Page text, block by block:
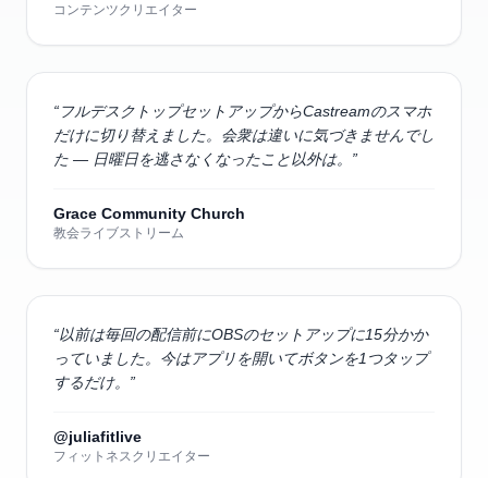
コンテンツクリエイター
“フルデスクトップセットアップからCastreamのスマホ
だけに切り替えました。会衆は違いに気づきませんでし
た — 日曜日を逃さなくなったこと以外は。 ”
Grace Community Church
教会ライブストリーム
“以前は毎回の配信前にOBSのセットアップに15分かか
っていました。今はアプリを開いてボタンを1つタップ
するだけ。 ”
@juliafitlive
フィットネスクリエイター